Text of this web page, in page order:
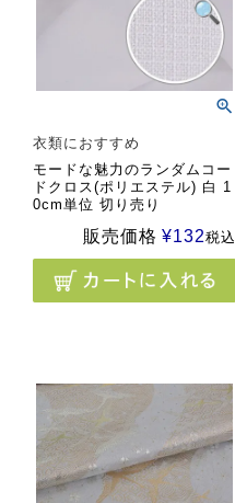
衣類におすすめ
モードな魅力のランダムコー
ドクロス(ポリエステル) 白 1
0cm単位 切り売り
販売価格 ¥132税込